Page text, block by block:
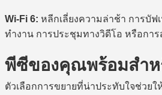
Wi-Fi 6: หลีกเลี่ยงความล่าช้า การบัฟ
ทำงาน การประชุมทางวิดีโอ หรือการ
พีซีของคุณพร้อมสำ
ตัวเลือกการขยายที่น่าประทับใจช่วย